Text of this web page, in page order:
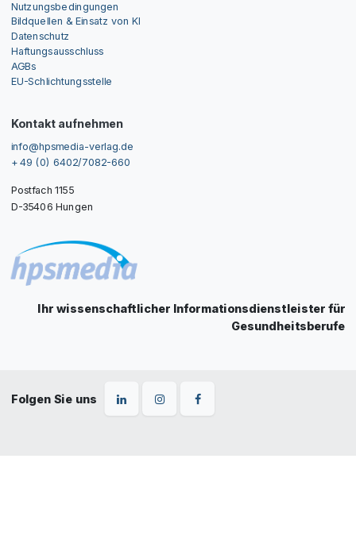
Nutzungsbedingungen
Bildquellen & Einsatz von KI
Datenschutz
Haftungsausschluss
AGBs
EU-Schlichtungsstelle
Kontakt aufnehmen
info@hpsmedia-verlag.de
+ 49 (0) 6402/7082-660
Postfach 1155
D-35406 Hungen
Ihr wissenschaftlicher Informationsdienstleister für
Gesundheitsberufe
Folgen Sie uns